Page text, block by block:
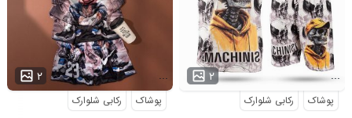
۲ ...
پوشاک رکابی شلوارک
۲ ...
پوشاک رکابی شلوارک